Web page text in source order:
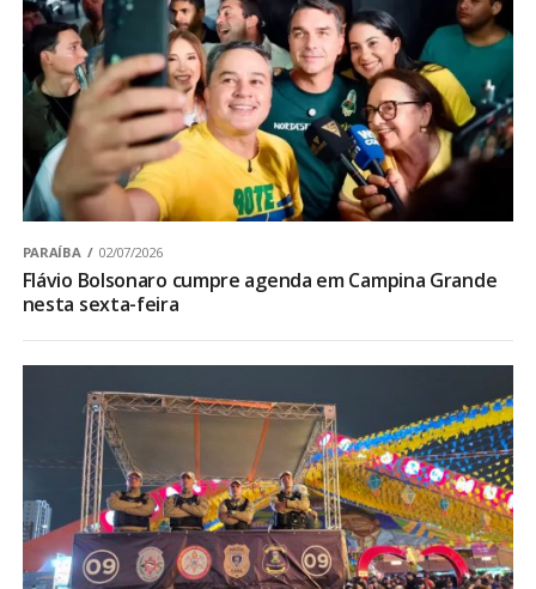
PARAÍBA 02/07/2026
Flávio Bolsonaro cumpre agenda em Campina Grande
nesta sexta-feira